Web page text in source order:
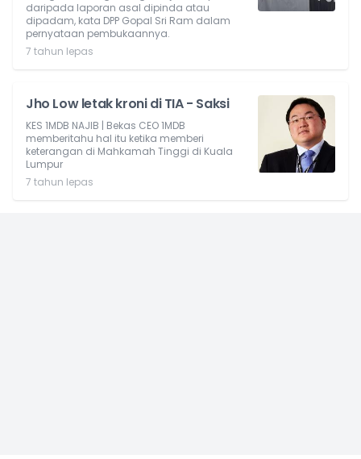
daripada laporan asal dipinda atau
dipadam, kata DPP Gopal Sri Ram dalam
pernyataan pembukaannya.
7 tahun lepas
Jho Low letak kroni di TIA - Saksi
KES 1MDB NAJIB | Bekas CEO 1MDB
memberitahu hal itu ketika memberi
keterangan di Mahkamah Tinggi di Kuala
Lumpur
7 tahun lepas